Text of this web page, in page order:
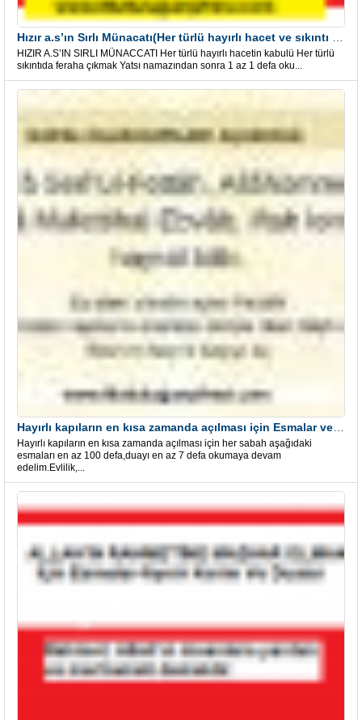
HIZIR A.S’IN SIRLI MÜNACCATI Her türlü hayırlı hacetin kabulü Her türlü
sıkıntıda feraha çıkmak Yatsı namazından sonra 1 az 1 defa oku...
Hayırlı kapıların en kısa zamanda açılması için her sabah aşağıdaki
esmaları en az 100 defa,duayı en az 7 defa okumaya devam
edelim.Evlilik,...